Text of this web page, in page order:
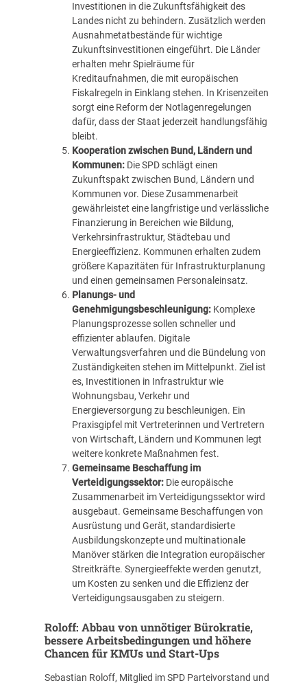
Investitionen in die Zukunftsfähigkeit des
Landes nicht zu behindern. Zusätzlich werden
Ausnahmetatbestände für wichtige
Zukunftsinvestitionen eingeführt. Die Länder
erhalten mehr Spielräume für
Kreditaufnahmen, die mit europäischen
Fiskalregeln in Einklang stehen. In Krisenzeiten
sorgt eine Reform der Notlagenregelungen
dafür, dass der Staat jederzeit handlungsfähig
bleibt.
Kooperation zwischen Bund, Ländern und
Kommunen: Die SPD schlägt einen
Zukunftspakt zwischen Bund, Ländern und
Kommunen vor. Diese Zusammenarbeit
gewährleistet eine langfristige und verlässliche
Finanzierung in Bereichen wie Bildung,
Verkehrsinfrastruktur, Städtebau und
Energieeffizienz. Kommunen erhalten zudem
größere Kapazitäten für Infrastrukturplanung
und einen gemeinsamen Personaleinsatz.
Planungs- und
Genehmigungsbeschleunigung:Komplexe
Planungsprozesse sollen schneller und
effizienter ablaufen. Digitale
Verwaltungsverfahren und die Bündelung von
Zuständigkeiten stehen im Mittelpunkt. Ziel ist
es, Investitionen in Infrastruktur wie
Wohnungsbau, Verkehr und
Energieversorgung zu beschleunigen. Ein
Praxisgipfel mit Vertreterinnen und Vertretern
von Wirtschaft, Ländern und Kommunen legt
weitere konkrete Maßnahmen fest.
Gemeinsame Beschaffung im
Verteidigungssektor:Die europäische
Zusammenarbeit im Verteidigungssektor wird
ausgebaut. Gemeinsame Beschaffungen von
Ausrüstung und Gerät, standardisierte
Ausbildungskonzepte und multinationale
Manöver stärken die Integration europäischer
Streitkräfte. Synergieeffekte werden genutzt,
um Kosten zu senken und die Effizienz der
Verteidigungsausgaben zu steigern.
Roloff: Abbau von unnötiger Bürokratie,
bessere Arbeitsbedingungen und höhere
Chancen für KMUs und Start-Ups
Sebastian Roloff, Mitglied im SPD Parteivorstand und